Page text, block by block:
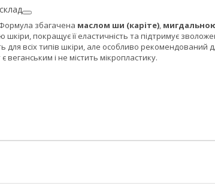
збагачена маслом ши (каріте),
шкіри, покращує її еластичність та підтримує
для всіх типів шкіри, але особливо рекомендований
веганським і не містить мікропластику.